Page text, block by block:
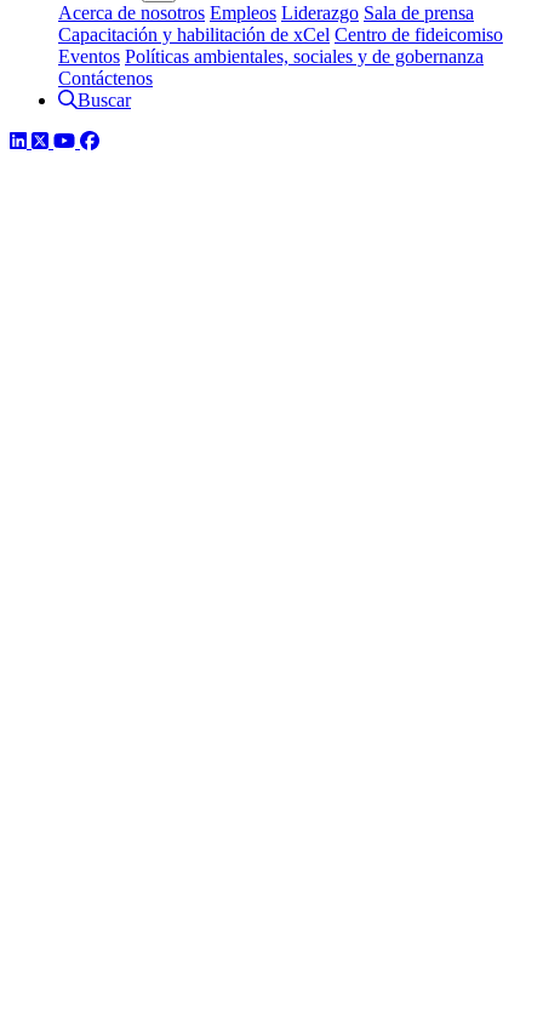
Acerca de nosotros Empleos Liderazgo Sala de prensa
Capacitación y habilitación de xCel Centro de fideicomiso
Eventos Políticas ambientales, sociales y de gobernanza
Contáctenos
Buscar
LinkedIn
TwitterYouTube
Facebook